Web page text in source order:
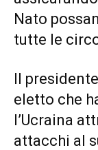
Nato
tutte le
Il
eletto che
l’Ucraina
attacchi al